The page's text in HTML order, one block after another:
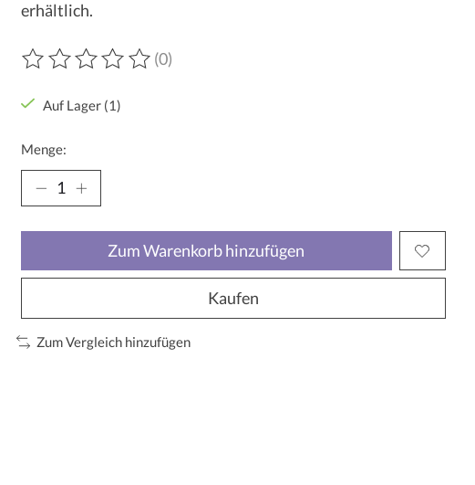
erhältlich.
Die Bewertung dieses Produkts ist
(0)
Auf Lager (1)
Menge:
Zum Warenkorb hinzufügen
Kaufen
Zum Vergleich hinzufügen